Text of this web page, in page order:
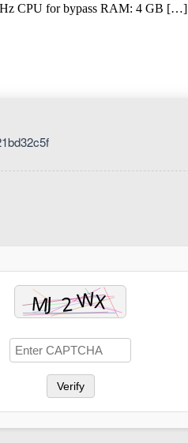
CPU for bypass RAM: 4 GB […]
Verify